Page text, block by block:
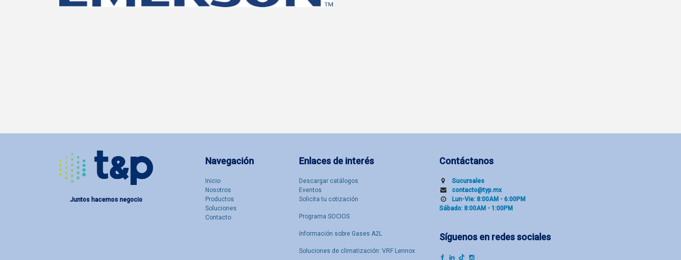
Enlaces de interés
Descargar catálogos
Eventos
Solicita tu cotización
Programa SOCIOS
Información sobre Gases A2L
Soluciones de climatización: VRF Lennox
Navegación
Inicio
Nosotro​s
Productos
Soluciones
Contacto
Contáctanos
Sucu​rsal​es
contacto@typ.mx
Lun-Vie: 8:00AM - 6:00PM
Sábado: 8:00AM - 1:00PM
Síguenos en redes sociales
Juntos hacemos negocio